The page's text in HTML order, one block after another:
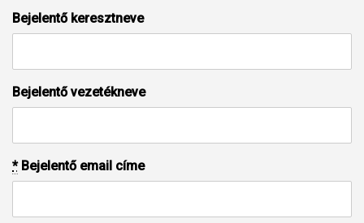
Bejelentő keresztneve
Bejelentő vezetékneve
*Bejelentő email címe